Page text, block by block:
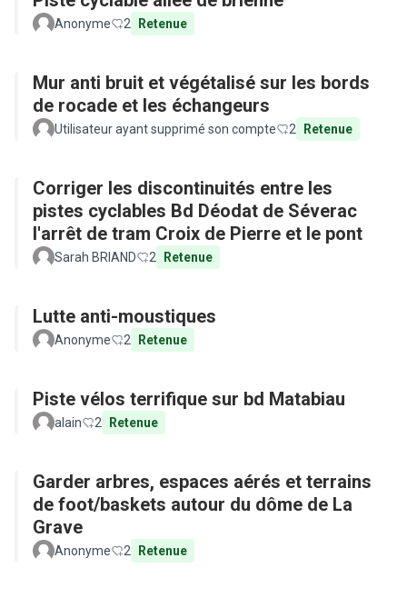
Anonyme 2 Retenue
Mur anti bruit et végétalisé sur les bords
de rocade et les échangeurs
Utilisateur ayant supprimé son compte 2 Retenue
Corriger les discontinuités entre les
pistes cyclables Bd Déodat de Séverac
l'arrêt de tram Croix de Pierre et le pont
Sarah BRIAND 2 Retenue
Lutte anti-moustiques
Anonyme 2 Retenue
Piste vélos terrifique sur bd Matabiau
alain 2 Retenue
Garder arbres, espaces aérés et terrains
de foot/baskets autour du dôme de La
Grave
Anonyme 2 Retenue